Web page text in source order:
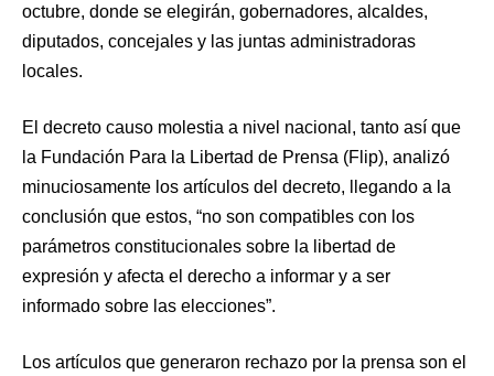
octubre, donde se elegirán, gobernadores, alcaldes,
diputados, concejales y las juntas administradoras
locales.
El decreto causo molestia a nivel nacional, tanto así que
la Fundación Para la Libertad de Prensa (Flip), analizó
minuciosamente los artículos del decreto, llegando a la
conclusión que estos, “no son compatibles con los
parámetros constitucionales sobre la libertad de
expresión y afecta el derecho a informar y a ser
informado sobre las elecciones”.
Los artículos que generaron rechazo por la prensa son el